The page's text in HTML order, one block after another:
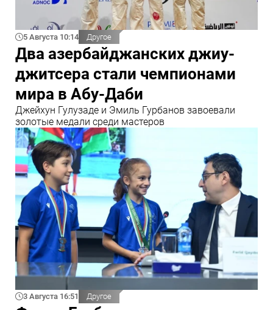
5 Августа 10:14 Другое
Два азербайджанских джиу-
джитсера стали чемпионами
мира в Абу-Даби
Джейхун Гулузаде и Эмиль Гурбанов завоевали
золотые медали среди мастеров
3 Августа 16:51 Другое